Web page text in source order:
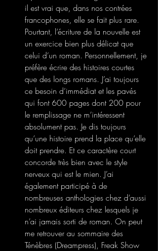
il est vrai que, dans nos contrées
francophones, elle se fait plus rare.
Pourtant, l’écriture de la nouvelle est
un exercice bien plus délicat que
celui d’un roman. Personnellement, je
préfère écrire des histoires courtes
que des longs romans. J’ai toujours
ce besoin d’immédiat et les pavés
qui font 600 pages dont 200 pour
le remplissage ne m’intéressent
absolument pas. Je dis toujours
qu’une histoire prend la place qu’elle
doit prendre. Et ce caractère court
concorde très bien avec le style
nerveux qui est le mien. J’ai
également participé à de
nombreuses anthologies chez d’aussi
nombreux éditeurs chez lesquels je
n’ai jamais sorti de roman. On peut
me retrouver au sommaire des
Ténèbres (Dreampress), Freak Show